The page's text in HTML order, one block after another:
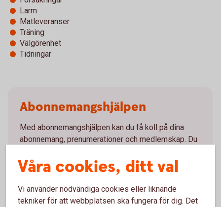
Larm
Matleveranser
Träning
Välgörenhet
Tidningar
Abonnemangs­hjälpen
Med abonnemangshjälpen kan du få koll på dina
abonnemang, prenumerationer och medlemskap. Du
prenumerationer. Och det bästa är att du kan sätta
pengarna i ett sparande i stället, om du vill.
Tjänsten finns i vår app och den är helt kostnadsfri.
Våra cookies, ditt val
Vi använder nödvändiga cookies eller liknande
tekniker för att webbplatsen ska fungera för dig. Det